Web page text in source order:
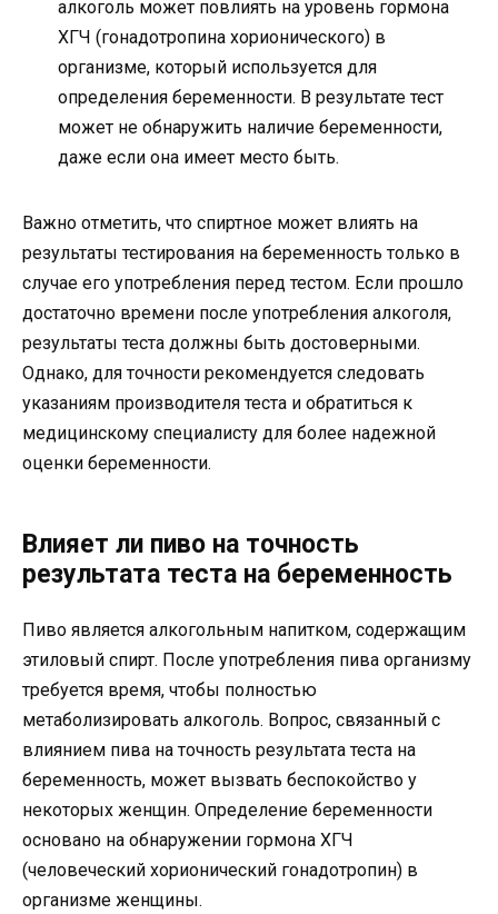
алкоголь может повлиять на уровень гормона
ХГЧ (гонадотропина хорионического) в
организме, который используется для
определения беременности. В результате тест
может не обнаружить наличие беременности,
даже если она имеет место быть.
Важно отметить, что спиртное может влиять на
результаты тестирования на беременность только в
случае его употребления перед тестом. Если прошло
достаточно времени после употребления алкоголя,
результаты теста должны быть достоверными.
Однако, для точности рекомендуется следовать
указаниям производителя теста и обратиться к
медицинскому специалисту для более надежной
оценки беременности.
Влияет ли пиво на точность
результата теста на беременность
Пиво является алкогольным напитком, содержащим
этиловый спирт. После употребления пива организму
требуется время, чтобы полностью
метаболизировать алкоголь. Вопрос, связанный с
влиянием пива на точность результата теста на
беременность, может вызвать беспокойство у
некоторых женщин. Определение беременности
основано на обнаружении гормона ХГЧ
(человеческий хорионический гонадотропин) в
организме женщины.